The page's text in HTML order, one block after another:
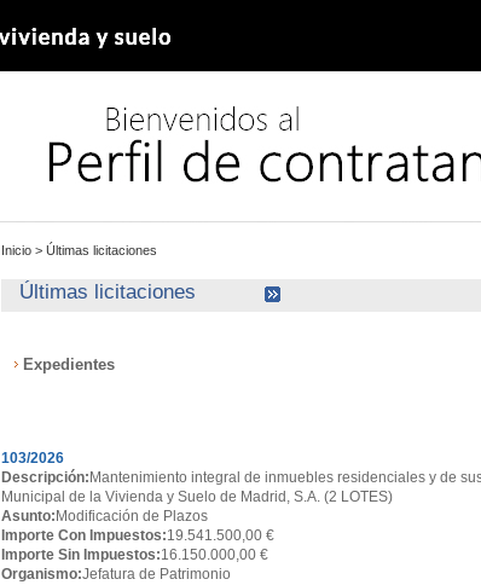
Inicio > Últimas licitaciones
Últimas licitaciones
Expedientes
103/2026
Descripción: Mantenimiento integral de inmuebles residenciales y de
Municipal de la Vivienda y Suelo de Madrid, S.A. (2 LOTES)
Asunto: Modificación de Plazos
Importe Con Impuestos:19.541.500,00 €
Importe Sin Impuestos:16.150.000,00 €
Organismo:Jefatura de Patrimonio